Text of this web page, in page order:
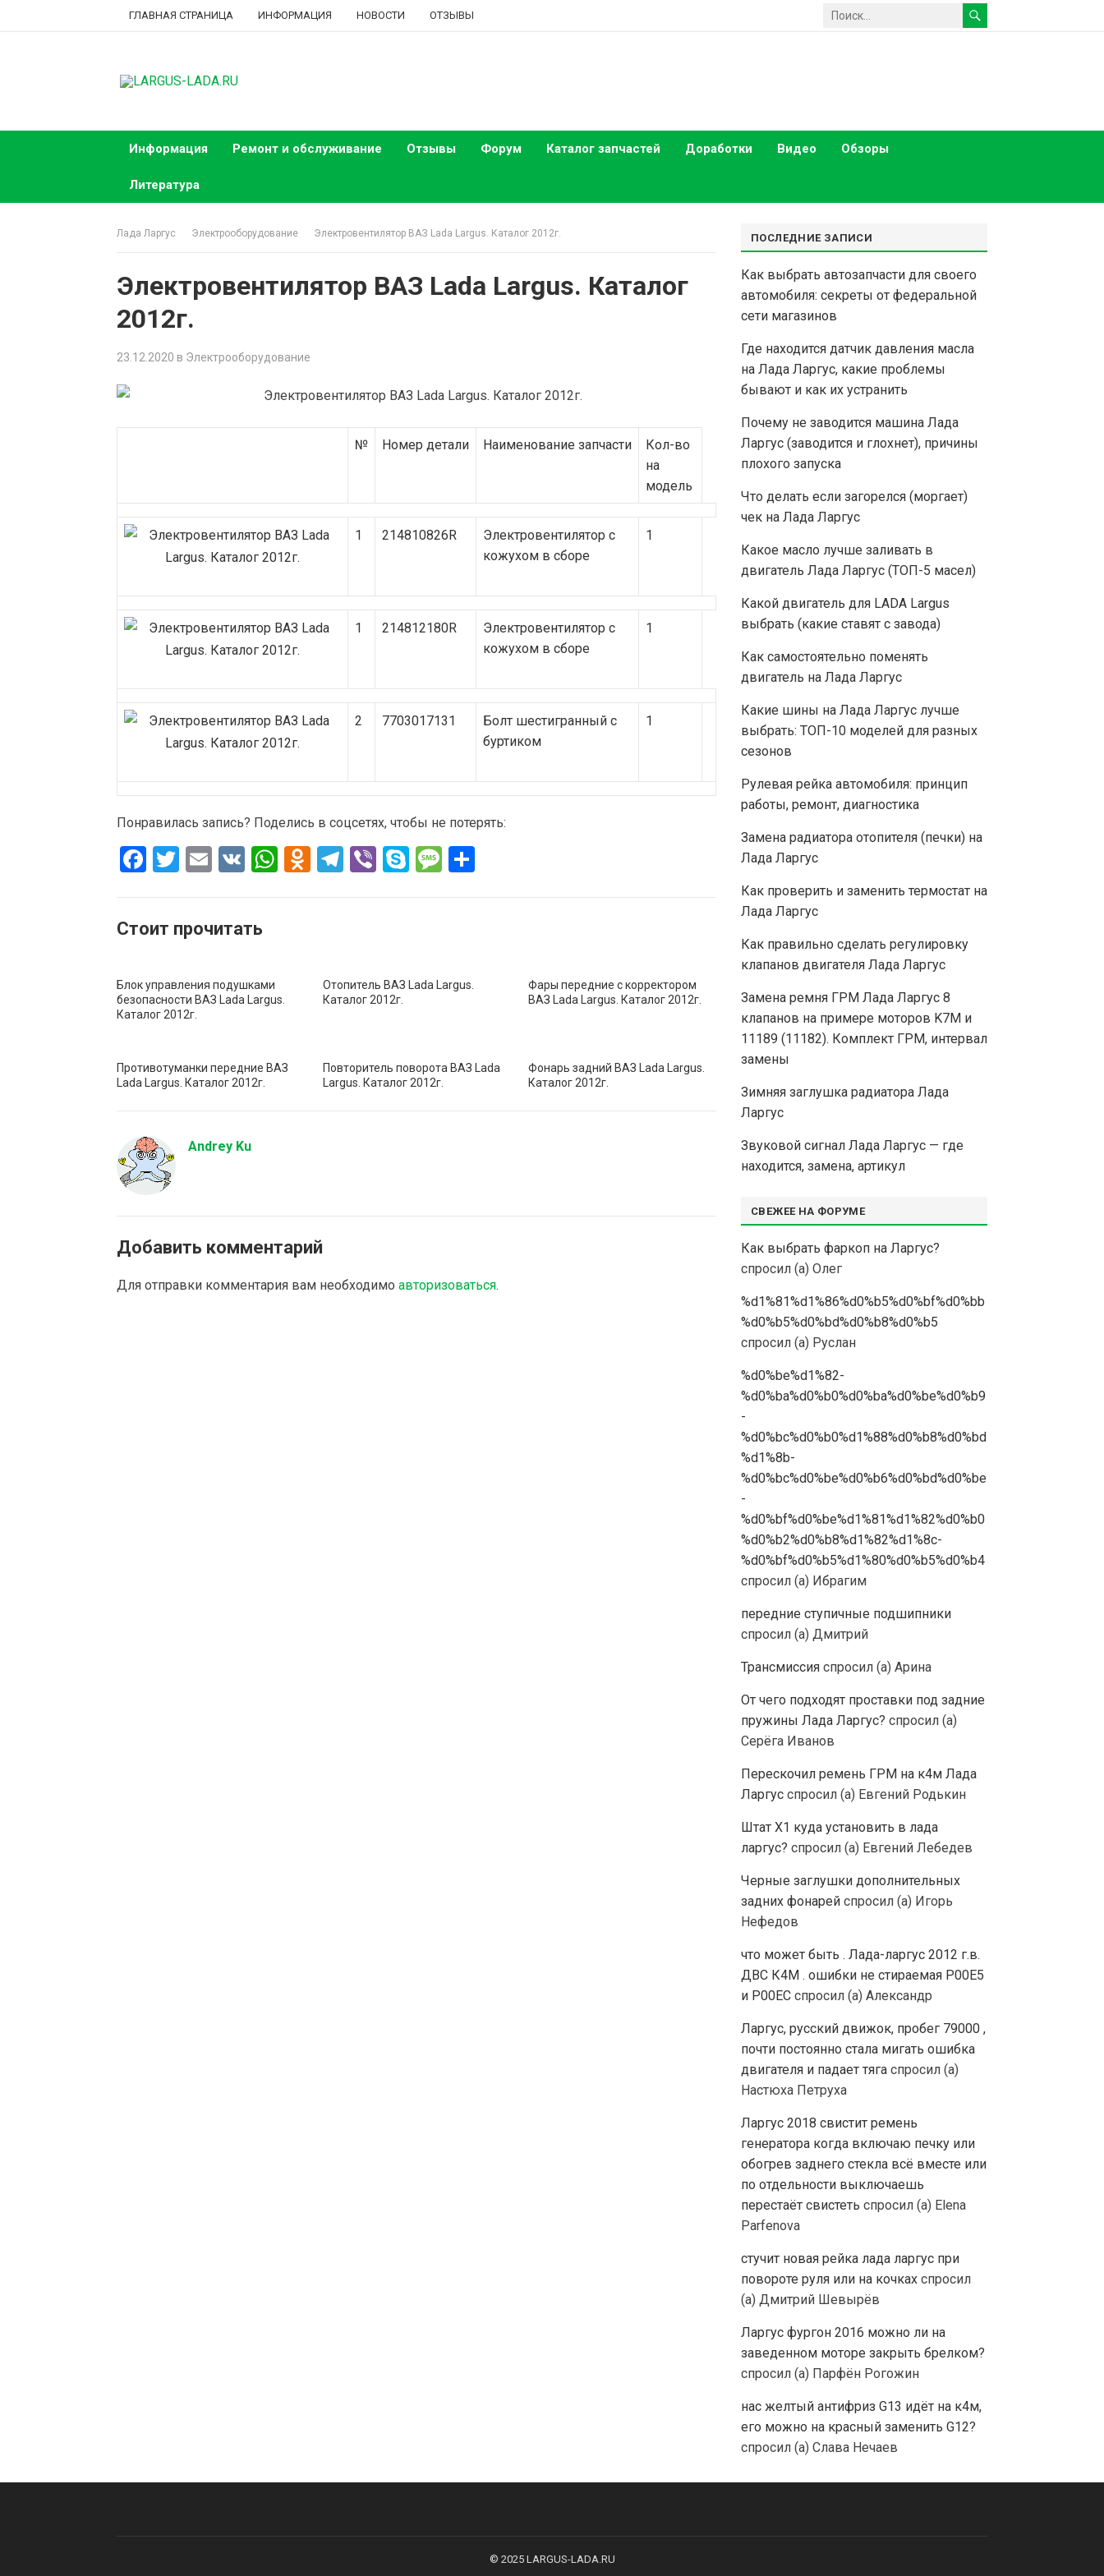
ГЛАВНАЯ СТРАНИЦА ИНФОРМАЦИЯ НОВОСТИ ОТЗЫВЫ
Информация Ремонт и обслуживание Отзывы Форум Каталог запчастей Доработки Видео Обзоры
Литература
Лада Ларгус Электрооборудование Электровентилятор ВАЗ Lada Largus. Каталог 2012г.
Электровентилятор ВАЗ Lada Largus. Каталог
2012г.
23.12.2020 в Электрооборудование
№ Номер детали Наименование запчасти
Кол-во
на
модель
1 214810826R
Электровентилятор с
кожухом в сборе
1
1 214812180R
Электровентилятор с
кожухом в сборе
1
2 7703017131
Болт шестигранный с
буртиком
1
Понравилась запись? Поделись в соцсетях, чтобы не потерять:
F
b
o
k
T
er
E
V
W
p
O
a
ki
T
m
Vi S
M
e
Стоит прочитать
Блок управления подушками
безопасности ВАЗ Lada Largus.
Каталог 2012г.
Отопитель ВАЗ Lada Largus.
Каталог 2012г.
Фары передние с корректором
ВАЗ Lada Largus. Каталог 2012г.
Противотуманки передние ВАЗ
Lada Largus. Каталог 2012г.
Повторитель поворота ВАЗ Lada
Largus. Каталог 2012г.
Фонарь задний ВАЗ Lada Largus.
Каталог 2012г.
Andrey Ku
Добавить комментарий
Для отправки комментария вам необходимо авторизоваться.
ПОСЛЕДНИЕ ЗАПИСИ
Как выбрать автозапчасти для своего
автомобиля: секреты от федеральной
сети магазинов
Где находится датчик давления масла
на Лада Ларгус, какие проблемы
бывают и как их устранить
Почему не заводится машина Лада
Ларгус (заводится и глохнет), причины
плохого запуска
Что делать если загорелся (моргает)
чек на Лада Ларгус
Какое масло лучше заливать в
двигатель Лада Ларгус (ТОП-5 масел)
Какой двигатель для LADA Largus
выбрать (какие ставят с завода)
Как самостоятельно поменять
двигатель на Лада Ларгус
Какие шины на Лада Ларгус лучше
выбрать: ТОП-10 моделей для разных
сезонов
Рулевая рейка автомобиля: принцип
работы, ремонт, диагностика
Замена радиатора отопителя (печки) на
Лада Ларгус
Как проверить и заменить термостат на
Лада Ларгус
Как правильно сделать регулировку
клапанов двигателя Лада Ларгус
Замена ремня ГРМ Лада Ларгус 8
клапанов на примере моторов K7M и
11189 (11182). Комплект ГРМ, интервал
замены
Зимняя заглушка радиатора Лада
Ларгус
Звуковой сигнал Лада Ларгус — где
находится, замена, артикул
СВЕЖЕЕ НА ФОРУМЕ
Как выбрать фаркоп на Ларгус?
спросил (а) Олег
%d1%81%d1%86%d0%b5%d0%bf%d0%bb
%d0%b5%d0%bd%d0%b8%d0%b5
спросил (а) Руслан
%d0%be%d1%82-
%d0%ba%d0%b0%d0%ba%d0%be%d0%b9
-
%d0%bc%d0%b0%d1%88%d0%b8%d0%bd
%d1%8b-
%d0%bc%d0%be%d0%b6%d0%bd%d0%be
-
%d0%bf%d0%be%d1%81%d1%82%d0%b0
%d0%b2%d0%b8%d1%82%d1%8c-
%d0%bf%d0%b5%d1%80%d0%b5%d0%b4
спросил (а) Ибрагим
передние ступичные подшипники
спросил (а) Дмитрий
Трансмиссия спросил (а) Арина
От чего подходят проставки под задние
пружины Лада Ларгус? спросил (а)
Серёга Иванов
Перескочил ремень ГРМ на к4м Лада
Ларгус спросил (а) Евгений Родькин
Штат Х1 куда установить в лада
ларгус? спросил (а) Евгений Лебедев
Черные заглушки дополнительных
задних фонарей спросил (а) Игорь
Нефедов
что может быть . Лада-ларгус 2012 г.в.
ДВС К4М . ошибки не стираемая Р00Е5
и Р00ЕС спросил (а) Александр
Ларгус, русский движок, пробег 79000 ,
почти постоянно стала мигать ошибка
двигателя и падает тяга спросил (а)
Настюха Петруха
Ларгус 2018 свистит ремень
генератора когда включаю печку или
обогрев заднего стекла всё вместе или
по отдельности выключаешь
перестаёт свистеть спросил (а) Elena
Parfenova
стучит новая рейка лада ларгус при
повороте руля или на кочках спросил
(а) Дмитрий Шевырёв
Ларгус фургон 2016 можно ли на
заведенном моторе закрыть брелком?
спросил (а) Парфён Рогожин
нас желтый антифриз G13 идёт нa к4м,
его можно на красный заменить G12?
спросил (а) Слава Нечаев
© 2025 LARGUS-LADA.RU